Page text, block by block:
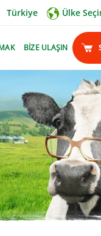
Türkiye Ülke
BİZE ULAŞIN